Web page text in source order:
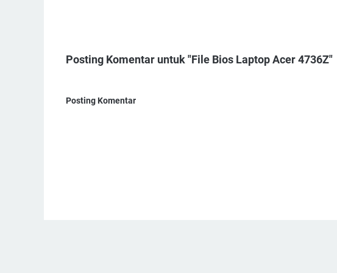
Posting Komentar untuk "File Bios Laptop Acer 4736Z"
Posting Komentar